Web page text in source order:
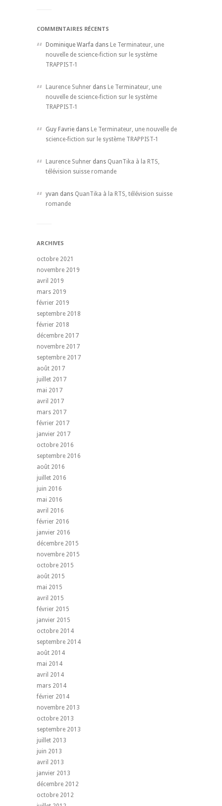
COMMENTAIRES RÉCENTS
Dominique Warfa dans Le Terminateur, une
nouvelle de science-fiction sur le système
TRAPPIST-1
Laurence Suhner dans Le Terminateur, une
nouvelle de science-fiction sur le système
TRAPPIST-1
Guy Favrie dans Le Terminateur, une nouvelle de
science-fiction sur le système TRAPPIST-1
Laurence Suhner dans QuanTika à la RTS,
télévision suisse romande
yvan dans QuanTika à la RTS, télévision suisse
romande
ARCHIVES
octobre 2021
novembre 2019
avril 2019
mars 2019
février 2019
septembre 2018
février 2018
décembre 2017
novembre 2017
septembre 2017
août 2017
juillet 2017
mai 2017
avril 2017
mars 2017
février 2017
janvier 2017
octobre 2016
septembre 2016
août 2016
juillet 2016
juin 2016
mai 2016
avril 2016
février 2016
janvier 2016
décembre 2015
novembre 2015
octobre 2015
août 2015
mai 2015
avril 2015
février 2015
janvier 2015
octobre 2014
septembre 2014
août 2014
mai 2014
avril 2014
mars 2014
février 2014
novembre 2013
octobre 2013
septembre 2013
juillet 2013
juin 2013
avril 2013
janvier 2013
décembre 2012
octobre 2012